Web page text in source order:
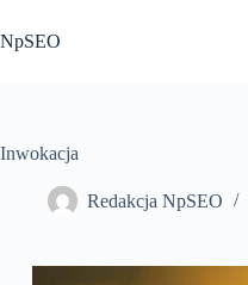
do
treści
NpSEO
Inwokacja
Redakcja NpSEO